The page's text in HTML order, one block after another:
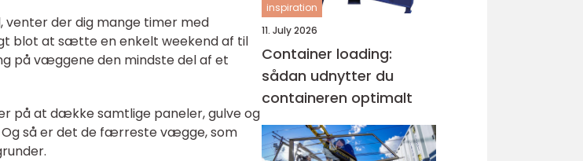
venter der dig mange timer med
blot at sætte en enkelt weekend af til
på væggene den mindste del af et
på at dække samtlige paneler, gulve og
så er det de færreste vægge, som
inspiration
11. July 2026
Container loading:
sådan udnytter du
containeren optimalt